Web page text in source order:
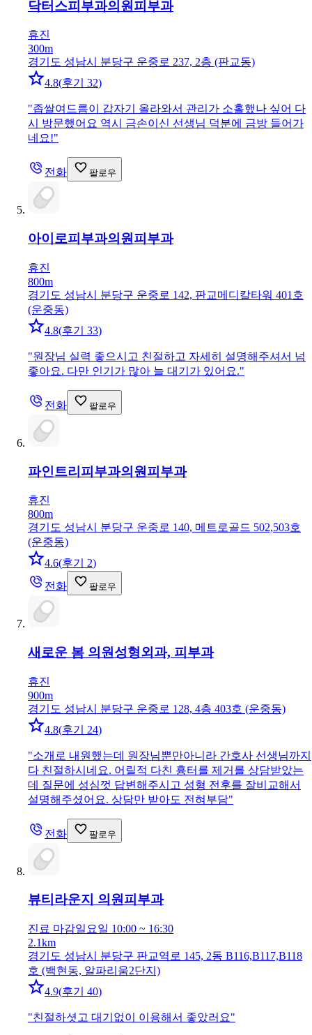
닥터스피부과의원 피부과
휴진
300m
경기도 성남시 분당구 운중로 237, 2층 (판교동)
4.8(후기 32)
"좁쌀여드름이 갑자기 올라와서 관리가 소홀했나 싶어 다
시 방문했어요 역시 금손이신 선생님 덕분에 금방 들어가
네요!"
전화 팔로우
아이로피부과의원 피부과
휴진
800m
경기도 성남시 분당구 운중로 142, 판교메디칼타워 401호
(운중동)
4.8(후기 33)
"원장님 실력 좋으시고 친절하고 자세히 설명해주셔서 넘
좋아요. 다만 인기가 많아 늘 대기가 있어요."
전화 팔로우
파인트리피부과의원 피부과
휴진
800m
경기도 성남시 분당구 운중로 140, 메트로골드 502,503호
(운중동)
4.6(후기 2)
전화
팔로우
새로운 봄 의원 성형외과, 피부과
휴진
900m
경기도 성남시 분당구 운중로 128, 4층 403호 (운중동)
4.8(후기 24)
"소개로 내원했는데 원장님뿐만아니라 간호사 선생님까지
다 친절하시네요. 어릴적 다친 흉터를 제거를 상담받았는
데 질문에 성심껏 답변해주시고 성형 전후를 잘비교해서
설명해주셨어요. 상담만 받아도 전혀부담"
전화 팔로우
뷰티라운지 의원피부과
진료 마감일요일 10:00 ~ 16:30
2.1km
경기도 성남시 분당구 판교역로 145, 2동 B116,B117,B118
호 (백현동, 알파리움2단지)
4.9(후기 40)
"친절하셧고 대기없이 이용해서 좋았러요"